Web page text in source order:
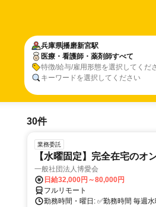
兵庫県播磨新宮駅
医療・看護師・薬剤師すべて
特徴/給与/雇用形態を選択してくだ
キーワードを選択してください
30件
業務委託
【水曜固定】完全在宅のオ
一般社団法人博愛会
日給32,000円～80,000円
フルリモート
勤務時間・曜日: ✅勤務時間 毎週